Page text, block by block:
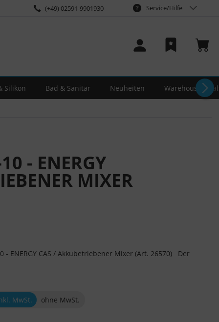
(+49) 02591-9901930 Service/Hilfe
Silikon Bad & Sanitär Neuheiten Warehouse-
- ENERGY
MIXER
- ENERGY CAS / Akkubetriebener Mixer (Art. 26570) Der
MwSt. ohne MwSt.